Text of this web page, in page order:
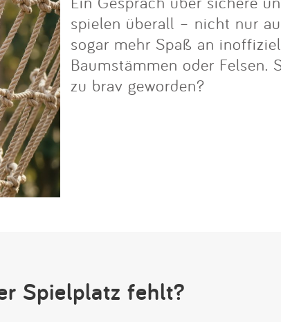
spielen überall – nicht nur
sogar mehr Spaß an
Baumstämmen oder Felsen.
zu brav geworden?
Spielplatz fehlt?